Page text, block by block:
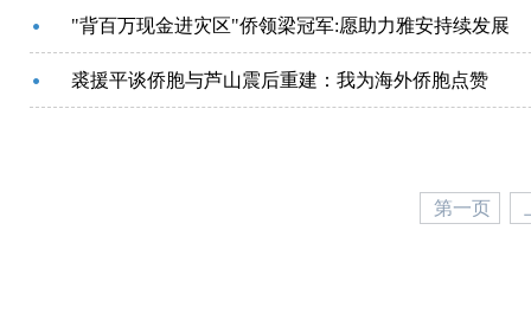
"背百万现金进灾区"侨领梁冠军:愿助力雅安持续发展
裘援平谈侨胞与芦山震后重建：我为海外侨胞点赞
第一页